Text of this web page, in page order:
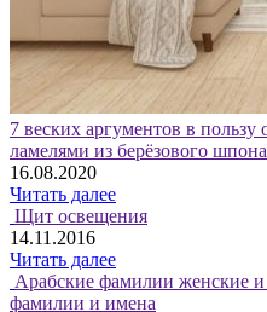
7 веских аргументов в пользу
ламелями из берёзового шпона
16.08.2020
Читать далее
Щит освещения
14.11.2016
Читать далее
Арабские фамилии женские
фамилии и имена